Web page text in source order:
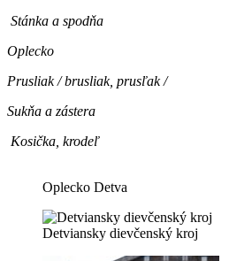
Stánka a spodňa
Oplecko
Prusliak / brusliak, prusľak /
Sukňa a zástera
Kosička, krodeľ
Oplecko Detva
Detviansky dievčenský kroj